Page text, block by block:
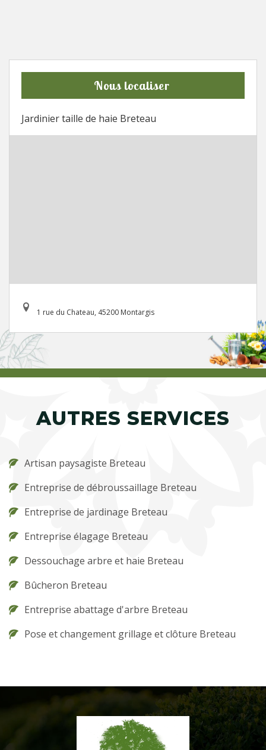
Nous localiser
Jardinier taille de haie Breteau
1 rue du Chateau, 45200 Montargis
AUTRES SERVICES
Artisan paysagiste Breteau
Entreprise de débroussaillage Breteau
Entreprise de jardinage Breteau
Entreprise élagage Breteau
Dessouchage arbre et haie Breteau
Bûcheron Breteau
Entreprise abattage d'arbre Breteau
Pose et changement grillage et clôture Breteau